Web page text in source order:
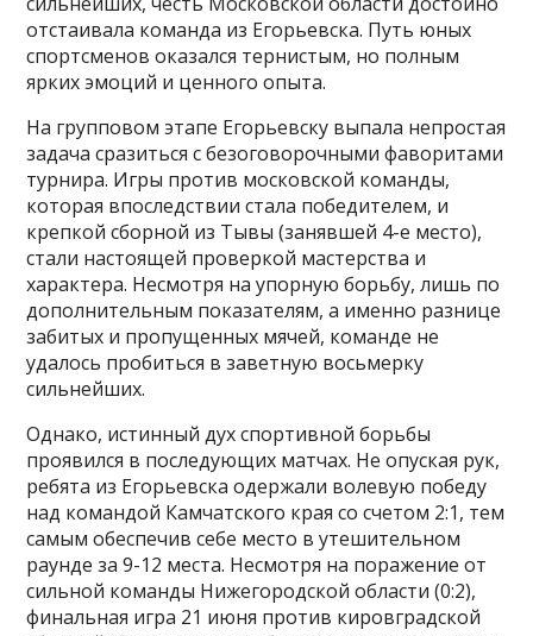
отстаивала команда из Егорьевска. Путь юных
спортсменов оказался тернистым, но полным
ярких эмоций и ценного опыта.
На групповом этапе Егорьевску выпала непростая
задача сразиться с безоговорочными фаворитами
турнира. Игры против московской команды,
которая впоследствии стала победителем, и
крепкой сборной из Тывы (занявшей 4-е место),
стали настоящей проверкой мастерства и
характера. Несмотря на упорную борьбу, лишь по
дополнительным показателям, а именно разнице
забитых и пропущенных мячей, команде не
удалось пробиться в заветную восьмерку
сильнейших.
Однако, истинный дух спортивной борьбы
проявился в последующих матчах. Не опуская рук,
ребята из Егорьевска одержали волевую победу
над командой Камчатского края со счетом 2:1, тем
самым обеспечив себе место в утешительном
раунде за 9-12 места. Несмотря на поражение от
сильной команды Нижегородской области (0:2),
финальная игра 21 июня против кировградской